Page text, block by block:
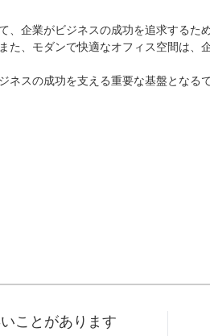
、企業がビジネスの成功を追求する
、モダンで快適なオフィス空間は、
スの成功を支える重要な基盤となるで
ことがあります